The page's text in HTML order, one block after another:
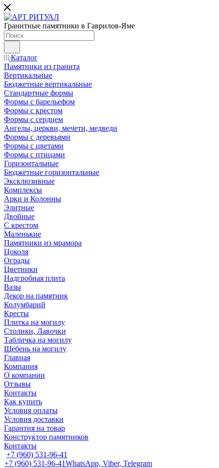
Гранитные памятники в Гаврилов-Яме
Каталог
Памятники из гранита
Вертикальные
Бюджетные вертикальные
Стандартные формы
Формы с барельефом
Формы с крестом
Формы с сердцем
Ангелы, церкви, мечети, медведи
Формы с деревьями
Формы с цветами
Формы с птицами
Горизонтальные
Бюджетные горизонтальные
Эксклюзивные
Комплексы
Арки и Колонны
Элитные
Двойные
С крестом
Маленькие
Памятники из мрамора
Цоколя
Ограды
Цветники
Надгробная плита
Вазы
Декор на памятник
Колумбарий
Кресты
Плитка на могилу
Столики, Лавочки
Табличка на могилу
Щебень на могилу
Главная
Компания
О компании
Отзывы
Контакты
Как купить
Условия оплаты
Условия доставки
Гарантия на товар
Конструктор памятников
Контакты
+7 (960) 531-96-41
+7 (960) 531-96-41WhatsApp, Viber, Telegram